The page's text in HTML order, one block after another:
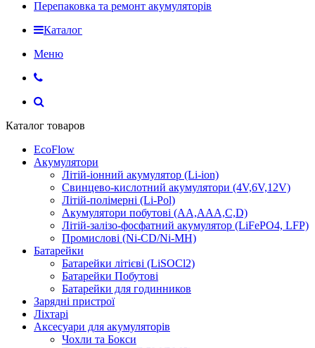
Перепаковка та ремонт акумуляторів
Каталог
Меню
Каталог товаров
EcoFlow
Акумулятори
Літій-іонний акумулятор (Li-ion)
Свинцево-кислотний акумулятори (4V,6V,12V)
Літій-полімерні (Li-Pol)
Акумулятори побутові (AA,AAA,C,D)
Літій-залізо-фосфатний акумулятор (LiFePO4, LFP)
Промислові (Ni-CD/Ni-MH)
Батарейки
Батарейки літієві (LiSOCl2)
Батарейки Побутові
Батарейки для годинников
Зарядні пристрої
Ліхтарі
Аксесуари для акумуляторів
Чохли та Бокси